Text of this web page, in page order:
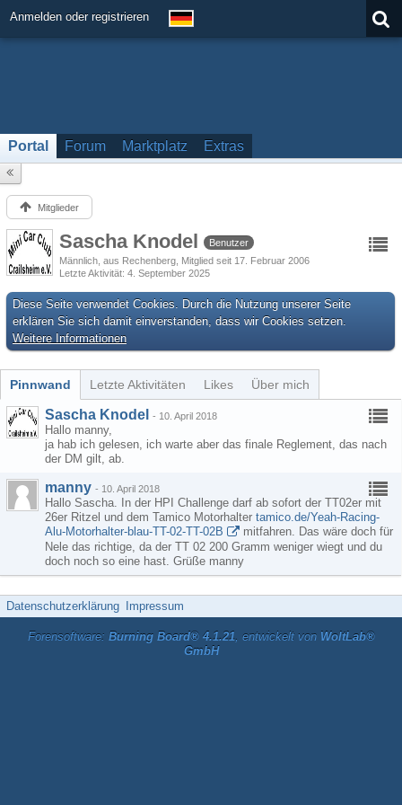
Anmelden oder registrieren
Portal Forum Marktplatz Extras
Mitglieder
Sascha Knodel
Benutzer
Männlich aus Rechenberg Mitglied seit 17. Februar 2006
Letzte Aktivität 4. September 2025
Diese Seite verwendet Cookies. Durch die Nutzung unserer Seite
erklären Sie sich damit einverstanden, dass wir Cookies setzen.
Weitere Informationen
Pinnwand Letzte Aktivitäten Likes Über mich
Sascha Knodel - 10. April 2018
Hallo manny,
ja hab ich gelesen, ich warte aber das finale Reglement, das nach
der DM gilt, ab.
manny - 10. April 2018
Hallo Sascha. In der HPI Challenge darf ab sofort der TT02er mit
26er Ritzel und dem Tamico Motorhalter tamico.de/Yeah-Racing-
Alu-Motorhalter-blau-TT-02-TT-02B
mitfahren. Das wäre doch für
Nele das richtige, da der TT 02 200 Gramm weniger wiegt und du
doch noch so eine hast. Grüße manny
Datenschutzerklärung Impressum
Forensoftware: Burning Board® 4.1.21, entwickelt von WoltLab®
GmbH